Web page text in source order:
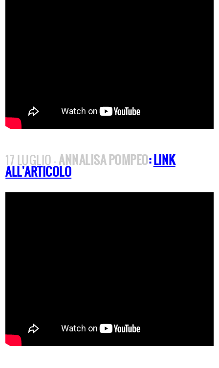
17 LUGLIO -ANNALISA POMPEO:LINK
ALL'ARTICOLO